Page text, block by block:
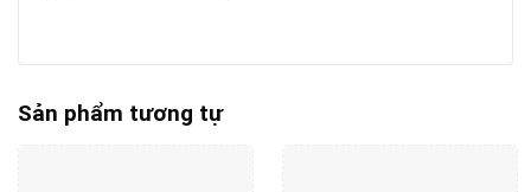
Sản phẩm tương tự